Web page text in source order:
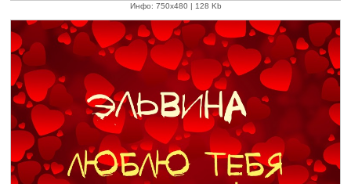
Инфо: 750х480 | 128 Kb